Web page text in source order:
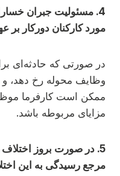
4. مسئولیت جبران
مورد کارکنان دورکار
در صورتی که حادثه‌ای
وظایف محوله رخ دهد،
ممکن است کارفرما
مزایای مربوطه باشد.
5. در صورت بروز اختلاف
مرجع رسیدگی به این